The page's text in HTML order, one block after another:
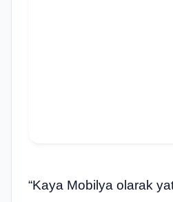
“Kaya Mobilya olarak